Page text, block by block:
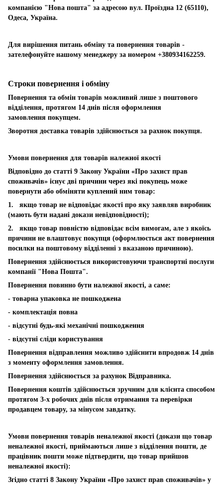
компанією "Нова пошта" за адресою вул. Проїздна 12 (65110),
Одеса, Україна.
Для вирішення питань обміну та повернення товарів -
зателефонуйте нашому менеджеру за номером +380934162259.
Строки повернення і обміну
Повернення та обмін товарів можливий лише з поштового
відділення, протягом 14 днів після оформлення
замовлення покупцем.
Зворотня доставка товарів здійснюється за рахнок покупця.
Умови повернення для товарів належної якості
Відповідно до статті 9 Закону України «Про захист прав
споживачів» існує дві причини через які покупець може
повернути або обміняти куплений ним товар:
1. якщо товар не відповідає якості про яку заявляв виробник
(мають бути надані докази невідповідності);
2. якщо товар повністю відповідає всім вимогам, але з якоїсь
причини не влаштовує покупця (оформлюється акт повернення
посилки на поштовому відділенні з вказаною причиною).
Повернення здійснюється використовуючи транспортні послуги
компанії "Нова Пошта".
Повернення повинно бути належної якості, а саме:
- товарна упаковка не пошкоджена
- комплектація повна
- відсутні будь-які механічні пошкодження
- відсутні сліди користування
Повернення відправлення можливо здійснити впродовж 14 днів
з моменту оформлення замовлення.
Повернення здійснюється за рахунок Відправника.
Повернення коштів здійснюється зручним для клієнта способом
протягом 3-х робочих днів після отримання та перевірки
продавцем товару, за мінусом завдатку.
Умови повернення товарів неналежної якості (докази що товар
неналежної якості, приймаються лише з відділення пошти, де
працівник пошти може підтвердити, що товар прийшов
неналежної якості):
Згідно статті 8 Закону України «Про захист прав споживачів» у